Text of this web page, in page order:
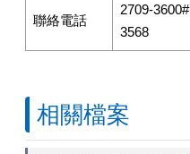
聯絡電話
2709-3600#
3568
相關檔案